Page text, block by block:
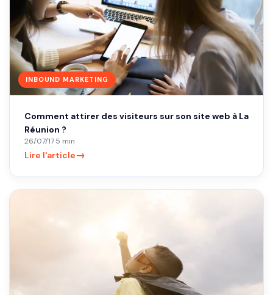
INBOUND MARKETING
Comment attirer des visiteurs sur son site web à La
Réunion ?
26/07/17·5 min
Lire l'article→